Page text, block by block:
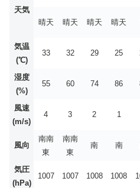
天気
晴天
晴天 晴天 晴天
気温
(℃)
33 32 29 25
湿度
(%)
55 60 74 86
風速
(m/s)
4 3 2 1
風向
南南
東
南南
東
南 南
気圧
(hPa)
1007 1007 1008 1008